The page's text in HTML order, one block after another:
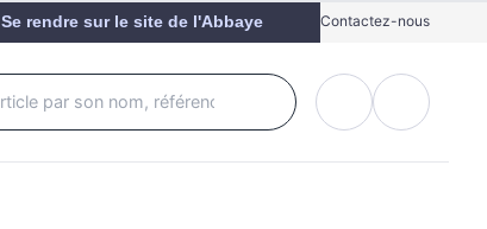
Se rendre sur le site de l'Abbaye Contactez-nous